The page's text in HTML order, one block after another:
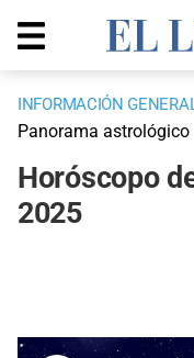
INFORMACIÓN
Panorama astrológico
Horóscopo
2025